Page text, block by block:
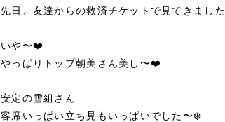
先日、友達からの救済チケットで見てきました
いや〜❤️
やっぱりトップ朝美さん美し〜❤️
安定の雪組さん
客席いっぱい立ち見もいっぱいでした〜❄️